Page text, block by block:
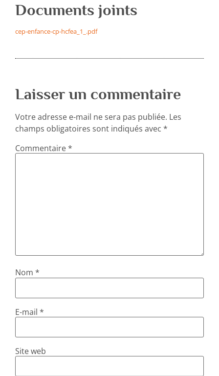
Documents joints
cep-enfance-cp-hcfea_1_.pdf
Laisser un commentaire
Votre adresse e-mail ne sera pas publiée. Les
champs obligatoires sont indiqués avec*
Commentaire*
Nom*
E-mail*
Site web